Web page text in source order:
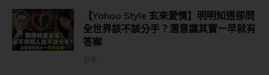
【Yahoo Style 玄來愛情】明明知道卻問
全世界該不該分手？潛意識其實一早就有
答案